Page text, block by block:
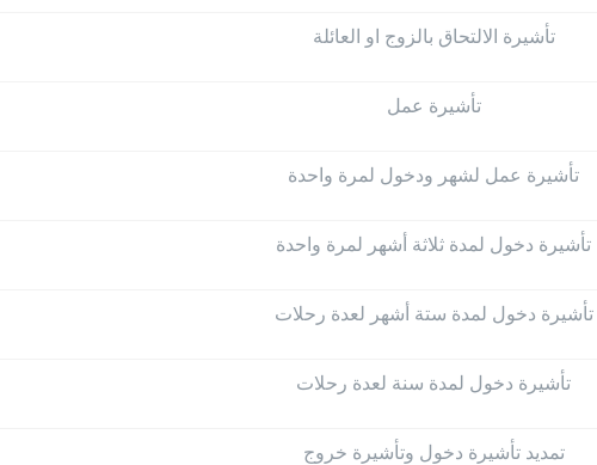
تأشيرة الالتحاق بالزوج او العائلة
تأشيرة عمل
تأشيرة عمل لشهر ودخول لمرة واحدة
تأشيرة دخول لمدة ثلاثة أشهر لمرة واحدة
تأشيرة دخول لمدة ستة أشهر لعدة رحلات
تأشيرة دخول لمدة سنة لعدة رحلات
تمديد تأشيرة دخول وتأشيرة خروج